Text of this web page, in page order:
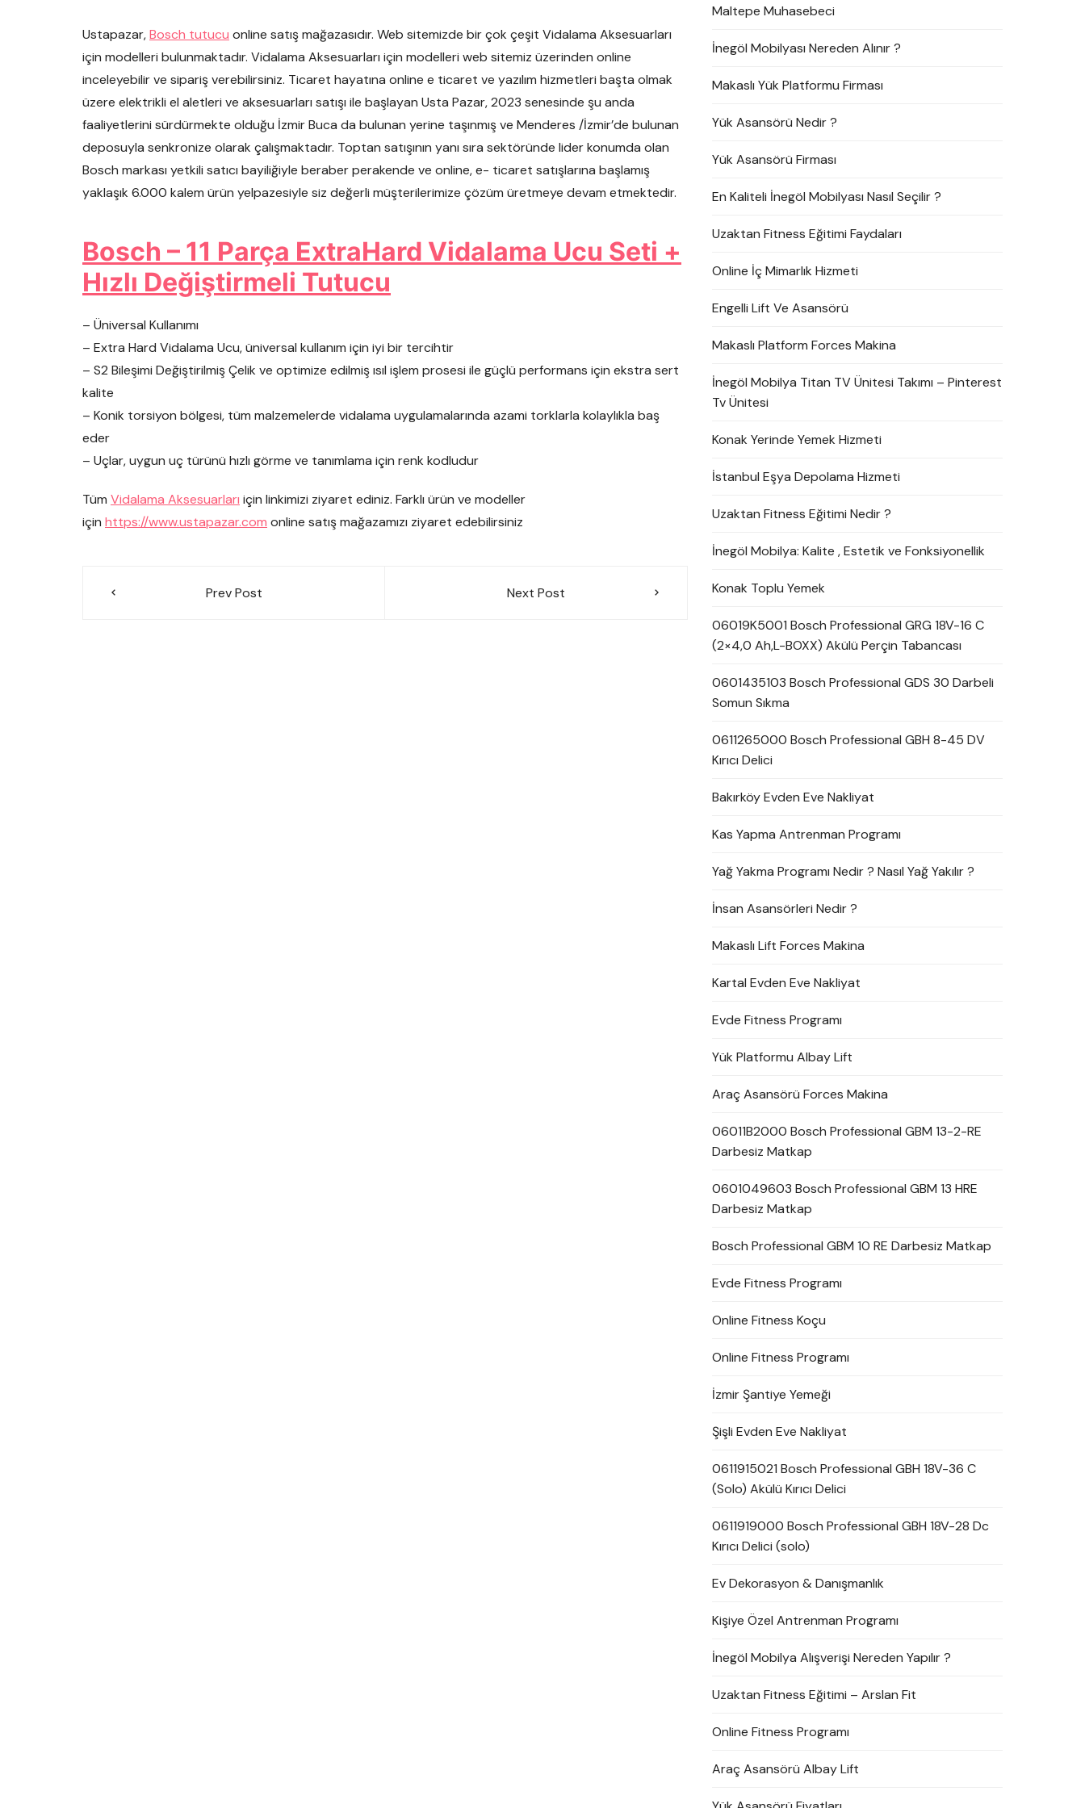
Ustapazar,Bosch tutucu online satış mağazasıdır. Web sitemizde bir çok çeşit Vidalama Aksesuarları
için modelleri bulunmaktadır. Vidalama Aksesuarları için modelleri web sitemiz üzerinden online
inceleyebilir ve sipariş verebilirsiniz. Ticaret hayatına online e ticaret ve yazılım hizmetleri başta olmak
üzere elektrikli el aletleri ve aksesuarları satışı ile başlayan Usta Pazar, 2023 senesinde şu anda
faaliyetlerini sürdürmekte olduğu İzmir Buca da bulunan yerine taşınmış ve Menderes /İzmir’de bulunan
deposuyla senkronize olarak çalışmaktadır. Toptan satışının yanı sıra sektöründe lider konumda olan
Bosch markası yetkili satıcı bayiliğiyle beraber perakende ve online, e- ticaret satışlarına başlamış
yaklaşık 6.000 kalem ürün yelpazesiyle siz değerli müşterilerimize çözüm üretmeye devam etmektedir.
Bosch – 11 Parça ExtraHard Vidalama Ucu Seti +
Hızlı Değiştirmeli Tutucu
– Üniversal Kullanımı
– Extra Hard Vidalama Ucu, üniversal kullanım için iyi bir tercihtir
– S2 Bileşimi Değiştirilmiş Çelik ve optimize edilmiş ısıl işlem prosesi ile güçlü performans için ekstra sert
kalite
– Konik torsiyon bölgesi, tüm malzemelerde vidalama uygulamalarında azami torklarla kolaylıkla baş
eder
– Uçlar, uygun uç türünü hızlı görme ve tanımlama için renk kodludur
Tüm Vidalama Aksesuarları için linkimizi ziyaret ediniz. Farklı ürün ve modeller
için https://www.ustapazar.com online satış mağazamızı ziyaret edebilirsiniz
Prev Post Next Post
Maltepe Muhasebeci
İnegöl Mobilyası Nereden Alınır ?
Makaslı Yük Platformu Firması
Yük Asansörü Nedir ?
Yük Asansörü Firması
En Kaliteli İnegöl Mobilyası Nasıl Seçilir ?
Uzaktan Fitness Eğitimi Faydaları
Online İç Mimarlık Hizmeti
Engelli Lift Ve Asansörü
Makaslı Platform Forces Makina
İnegöl Mobilya Titan TV Ünitesi Takımı – Pinterest
Tv Ünitesi
Konak Yerinde Yemek Hizmeti
İstanbul Eşya Depolama Hizmeti
Uzaktan Fitness Eğitimi Nedir ?
İnegöl Mobilya: Kalite , Estetik ve Fonksiyonellik
Konak Toplu Yemek
06019K5001 Bosch Professional GRG 18V-16 C
(2×4,0 Ah,L-BOXX) Akülü Perçin Tabancası
0601435103 Bosch Professional GDS 30 Darbeli
Somun Sıkma
0611265000 Bosch Professional GBH 8-45 DV
Kırıcı Delici
Bakırköy Evden Eve Nakliyat
Kas Yapma Antrenman Programı
Yağ Yakma Programı Nedir ? Nasıl Yağ Yakılır ?
İnsan Asansörleri Nedir ?
Makaslı Lift Forces Makina
Kartal Evden Eve Nakliyat
Evde Fitness Programı
Yük Platformu Albay Lift
Araç Asansörü Forces Makina
06011B2000 Bosch Professional GBM 13-2-RE
Darbesiz Matkap
0601049603 Bosch Professional GBM 13 HRE
Darbesiz Matkap
Bosch Professional GBM 10 RE Darbesiz Matkap
Evde Fitness Programı
Online Fitness Koçu
Online Fitness Programı
İzmir Şantiye Yemeği
Şişli Evden Eve Nakliyat
0611915021 Bosch Professional GBH 18V-36 C
(Solo) Akülü Kırıcı Delici
0611919000 Bosch Professional GBH 18V-28 Dc
Kırıcı Delici (solo)
Ev Dekorasyon & Danışmanlık
Kişiye Özel Antrenman Programı
İnegöl Mobilya Alışverişi Nereden Yapılır ?
Uzaktan Fitness Eğitimi – Arslan Fit
Online Fitness Programı
Araç Asansörü Albay Lift